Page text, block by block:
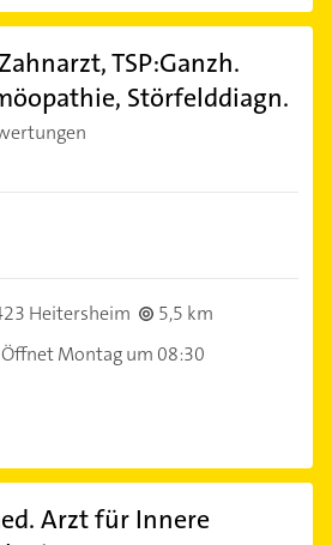
TSP:Ganzh.
Störfelddiagn.
Heitersheim
5,5 km
Öffnet Montag um 08:30
Arzt für Innere